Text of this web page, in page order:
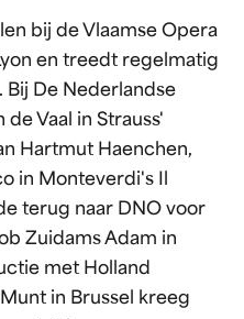
bij de Vlaamse Opera
en treedt regelmatig
Bij De Nederlandse
Vaal in Strauss'
Hartmut Haenchen,
in Monteverdi's Il
terug naar DNO voor
Zuidams Adam in
met Holland
in Brussel kreeg